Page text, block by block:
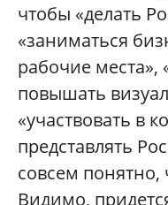
чтобы «делать
«заниматься
рабочие места»,
повышать
«участвовать в
представлять
совсем понятно,
Видимо,